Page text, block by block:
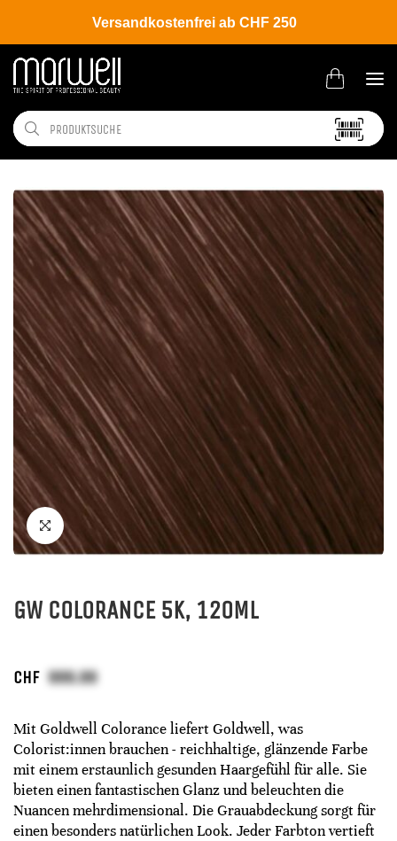
Versandkostenfrei ab CHF 250
Shop Brands Goldwell
GW COLORANCE 5K, 120ML
CHF
Mit Goldwell Colorance liefert Goldwell, was
Colorist:innen brauchen - reichhaltige, glänzende Farbe
mit einem erstaunlich gesunden Haargefühl für alle. Sie
bieten einen fantastischen Glanz und beleuchten die
Nuancen mehrdimensional. Die Grauabdeckung sorgt für
einen besonders natürlichen Look. Jeder Farbton vertieft